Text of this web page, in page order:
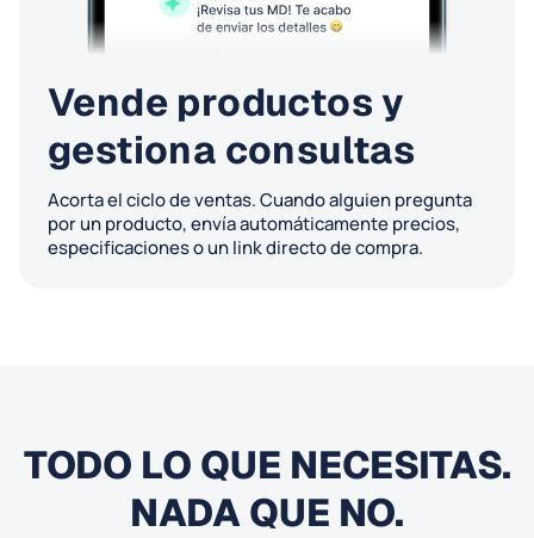
Vende productos y
gestiona consultas
Acorta el ciclo de ventas. Cuando alguien pregunta
por un producto, envía automáticamente precios,
especificaciones o un link directo de compra.
TODO LO QUE NECESITAS.
NADA QUE NO.